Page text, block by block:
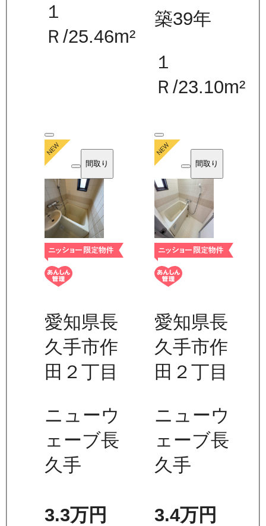
１
Ｒ/25.46m²
築39年
１
Ｒ /23.10m²
間取り
愛知県長
久手市作
田２丁目
ニューウ
ェーブ長
久手
3.3万円
間取り
愛知県長
久手市作
田２丁目
ニューウ
ェーブ長
久手
3.4万円